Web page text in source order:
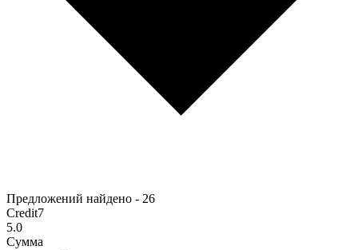
Предложений найдено - 26
Credit7
5.0
Сумма